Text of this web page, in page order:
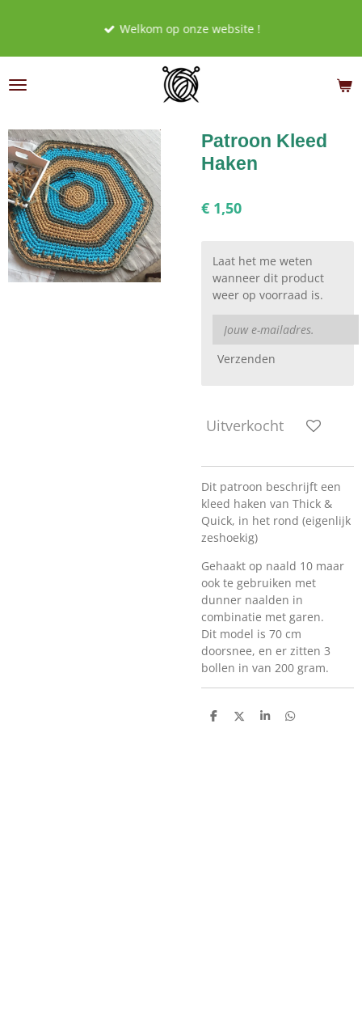
hoofdinhoud
Welkom op onze website !
Patroon Kleed
Haken
€ 1,50
Laat het me weten
wanneer dit product
weer op voorraad is.
Verzenden
Uitverkocht
Dit patroon beschrijft een
kleed haken van Thick &
Quick, in het rond (eigenlijk
zeshoekig)
Gehaakt op naald 10 maar
ook te gebruiken met
dunner naalden in
combinatie met garen.
Dit model is 70 cm
doorsnee, en er zitten 3
bollen in van 200 gram.
D
D
S
D